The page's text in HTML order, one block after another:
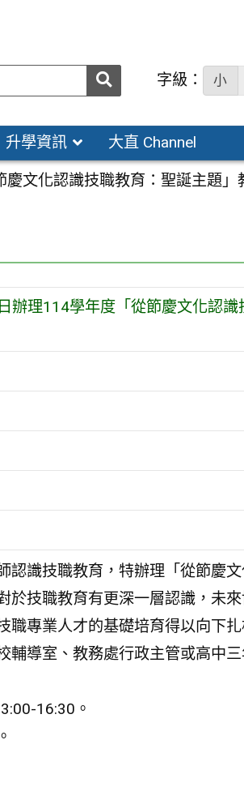
送出 字級： 小
升學資訊 大直 Channel
文化認識技職教育：聖誕主題」
辦理114學年度「從節慶文化認
認識技職教育，特辦理「從節慶
於技職教育有更深一層認識，未
專業人才的基礎培育得以向下扎
輔導室、教務處行政主管或高中
16:30。